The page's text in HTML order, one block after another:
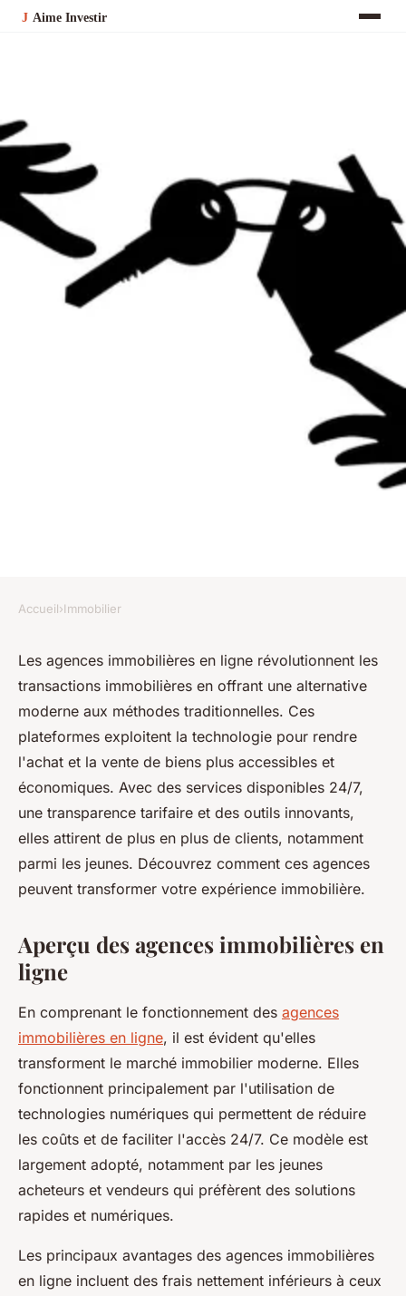
Agences immobilières en ligne
: la solution pour vos
transactions
emma• 31 décembre 2024•5 min de lecture
Accueil›Immobilier
Les agences immobilières en ligne révolutionnent les
transactions immobilières en offrant une alternative
moderne aux méthodes traditionnelles. Ces
plateformes exploitent la technologie pour rendre
l'achat et la vente de biens plus accessibles et
économiques. Avec des services disponibles 24/7,
une transparence tarifaire et des outils innovants,
elles attirent de plus en plus de clients, notamment
parmi les jeunes. Découvrez comment ces agences
peuvent transformer votre expérience immobilière.
Aperçu des agences immobilières en
ligne
En comprenant le fonctionnement des agences
immobilières en ligne, il est évident qu'elles
transforment le marché immobilier moderne. Elles
fonctionnent principalement par l'utilisation de
technologies numériques qui permettent de réduire
les coûts et de faciliter l'accès 24/7. Ce modèle est
largement adopté, notamment par les jeunes
acheteurs et vendeurs qui préfèrent des solutions
rapides et numériques.
Les principaux avantages des agences immobilières
en ligne incluent des frais nettement inférieurs à ceux